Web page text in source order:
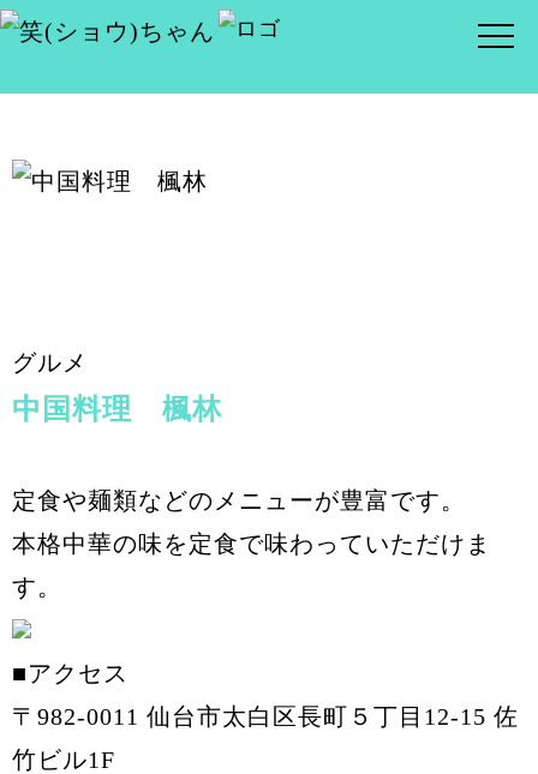
グルメ
中国料理 楓林
定食や麺類などのメニューが豊富です。
本格中華の味を定食で味わっていただけま
す。
■アクセス
〒982-0011 仙台市太白区長町５丁目12-15 佐
竹ビル1F